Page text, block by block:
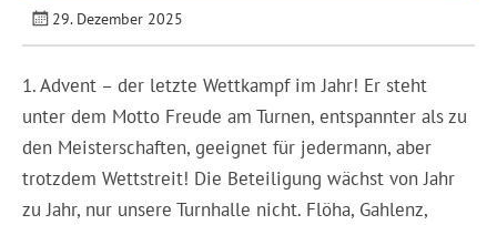
29. Dezember 2025
1. Advent – der letzte Wettkampf im Jahr! Er steht
unter dem Motto Freude am Turnen, entspannter als zu
den Meisterschaften, geeignet für jedermann, aber
trotzdem Wettstreit! Die Beteiligung wächst von Jahr
zu Jahr, nur unsere Turnhalle nicht. Flöha, Gahlenz,